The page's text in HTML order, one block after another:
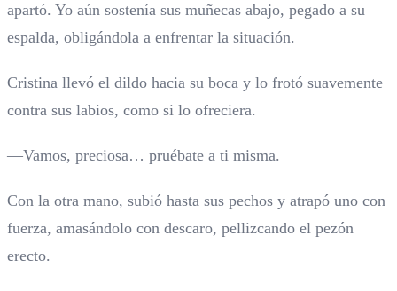
apartó. Yo aún sostenía sus muñecas abajo, pegado a su
espalda, obligándola a enfrentar la situación.
Cristina llevó el dildo hacia su boca y lo frotó suavemente
contra sus labios, como si lo ofreciera.
—Vamos, preciosa… pruébate a ti misma.
Con la otra mano, subió hasta sus pechos y atrapó uno con
fuerza, amasándolo con descaro, pellizcando el pezón
erecto.